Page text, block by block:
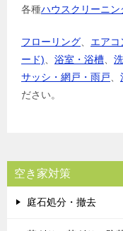
各種ハウスクリーニン
フローリング エアコ
ード)
浴室・浴槽
サッシ・網戸・雨戸
ださい。
空き家対策
庭石処分・撤去